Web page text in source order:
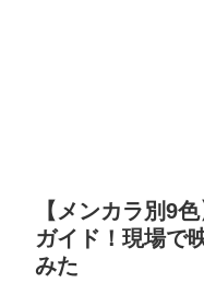
【メンカラ別9
ガイド！現場で
みた